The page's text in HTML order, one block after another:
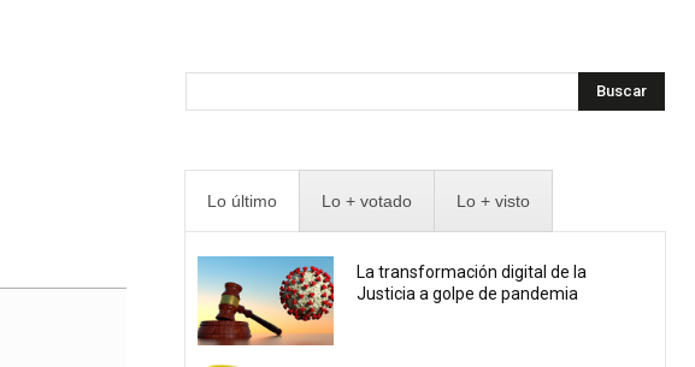
Buscar
Lo último Lo + votado Lo + visto
La transformación digital de la
Justicia a golpe de pandemia